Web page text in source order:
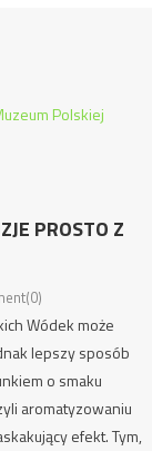
PROSTO Z
Wódek może
lepszy sposób
o smaku
aromatyzowaniu
efekt. Tym,